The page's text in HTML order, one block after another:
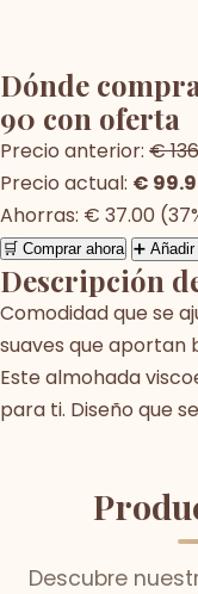
Dónde
90 con oferta
Precio anterior: €
Precio actual: €
Ahorras: € 37.00
🛒 Comprar ahora ➕
Descripción
Comodidad que se
suaves que aportan
Este almohada
para ti. Diseño que
Descubre